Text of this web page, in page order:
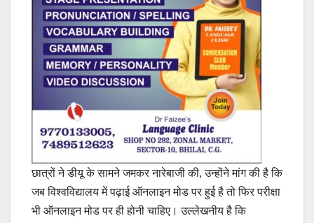
छात्रों ने डीयू के सामने जमकर नारेबाजी की, उन्होंने मांग की है कि
जब विश्वविद्यालय में पढ़ाई ऑनलाइन मोड पर हुई है तो फिर परीक्षा
भी ऑनलाइन मोड पर ही होनी चाहिए। उल्लेखनीय है कि